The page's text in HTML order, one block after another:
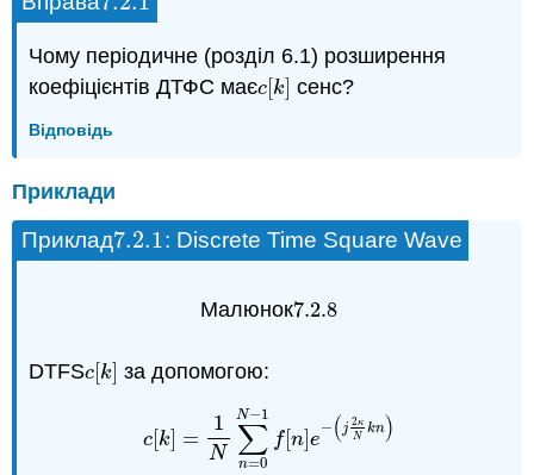
Чому періодичне (розділ 6.1) розширення
коефіцієнтів ДТФС маєc k
c [k сенс?
Відповідь
Приклади
Приклад7.2.1
7.2.1: Discrete Time Square Wave
Малюнок7.2.8
7.2.8
DTFSc[k]
c [k за допомогою:
c[k] =
1
N ∑
n=0
N−1
f[n]e
−(j
2κ
N
kn)
c k] =1 N∑ n= 0 N−1 f[ ]e − (j2κ